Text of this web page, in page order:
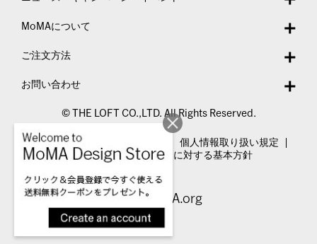
MoMAについて
ご注文方法
お問い合わせ
© THE LOFT CO.,LTD. All Rights Reserved.
特定商取引法表示
個人情報取り扱い規定
カスタマーハラスメントに対する基本方針
Visit MoMA.org